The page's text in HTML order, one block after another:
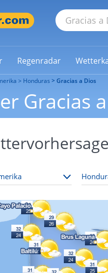
Regenradar
Honduras Gracias a Dios
Gracias